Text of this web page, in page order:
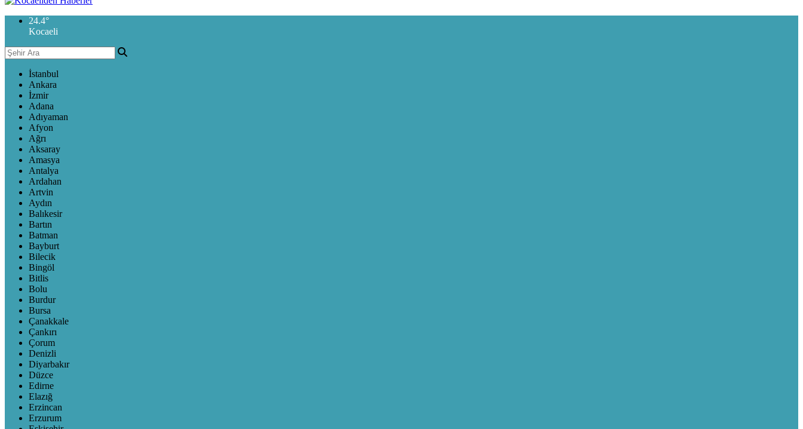
24.4°
Kocaeli
İstanbul
Ankara
İzmir
Adana
Adıyaman
Afyon
Ağrı
Aksaray
Amasya
Antalya
Ardahan
Artvin
Aydın
Balıkesir
Bartın
Batman
Bayburt
Bilecik
Bingöl
Bitlis
Bolu
Burdur
Bursa
Çanakkale
Çankırı
Çorum
Denizli
Diyarbakır
Düzce
Edirne
Elazığ
Erzincan
Erzurum